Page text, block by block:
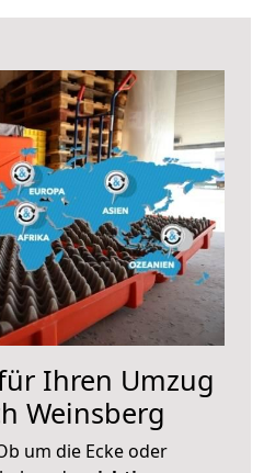
Ihren Umzug
Weinsberg
um die Ecke oder